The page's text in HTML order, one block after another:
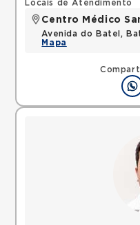
Locais de Atendimento
Centro Médico
Avenida do Batel,
Mapa